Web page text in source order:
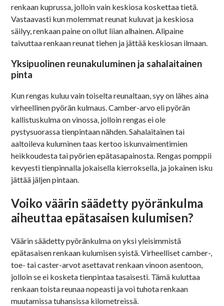
renkaan kuprussa, jolloin vain keskiosa koskettaa tietä.
Vastaavasti kun molemmat reunat kuluvat ja keskiosa
säilyy, renkaan paine on ollut liian alhainen. Alipaine
taivuttaa renkaan reunat tiehen ja jättää keskiosan ilmaan.
Yksipuolinen reunakuluminen ja sahalaitainen
pinta
Kun rengas kuluu vain toiselta reunaltaan, syy on lähes aina
virheellinen pyörän kulmaus. Camber-arvo eli pyörän
kallistuskulma on vinossa, jolloin rengas ei ole
pystysuorassa tienpintaan nähden. Sahalaitainen tai
aaltoileva kuluminen taas kertoo iskunvaimentimien
heikkoudesta tai pyörien epätasapainosta. Rengas pomppii
kevyesti tienpinnalla jokaisella kierroksella, ja jokainen isku
jättää jäljen pintaan.
Voiko väärin säädetty pyöränkulma
aiheuttaa epätasaisen kulumisen?
Väärin säädetty pyöränkulma on yksi yleisimmistä
epätasaisen renkaan kulumisen syistä. Virheelliset camber-,
toe- tai caster-arvot asettavat renkaan vinoon asentoon,
jolloin se ei kosketa tienpintaa tasaisesti. Tämä kuluttaa
renkaan toista reunaa nopeasti ja voi tuhota renkaan
muutamissa tuhansissa kilometreissä.